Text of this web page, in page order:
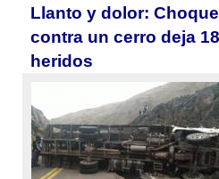
Llanto y dolor:
contra un cerro deja
heridos